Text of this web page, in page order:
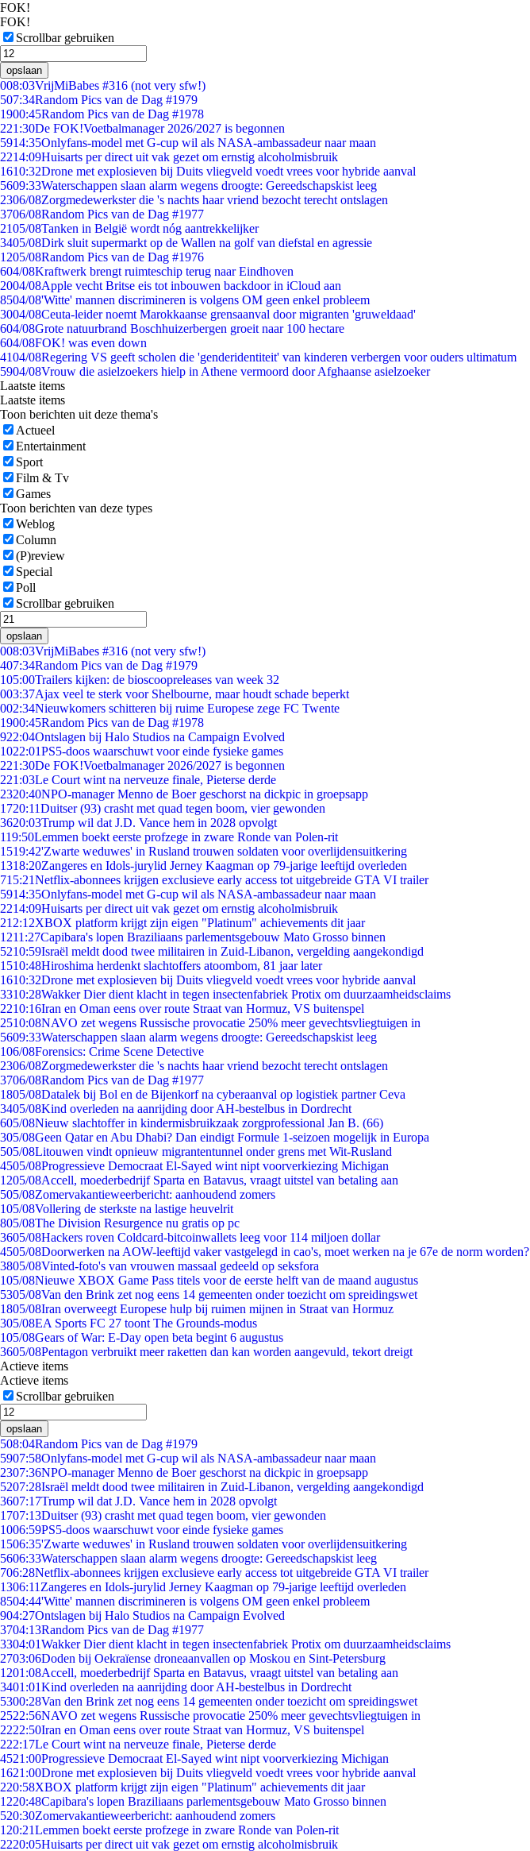
FOK!
FOK!
Scrollbar gebruiken
opslaan
008:03VrijMiBabes #316 (not very sfw!)
507:34Random Pics van de Dag #1979
1900:45Random Pics van de Dag #1978
221:30De FOK!Voetbalmanager 2026/2027 is begonnen
5914:35Onlyfans-model met G-cup wil als NASA-ambassadeur naar maan
2214:09Huisarts per direct uit vak gezet om ernstig alcoholmisbruik
1610:32Drone met explosieven bij Duits vliegveld voedt vrees voor hybride aanval
5609:33Waterschappen slaan alarm wegens droogte: Gereedschapskist leeg
2306/08Zorgmedewerkster die 's nachts haar vriend bezocht terecht ontslagen
3706/08Random Pics van de Dag #1977
2105/08Tanken in België wordt nóg aantrekkelijker
3405/08Dirk sluit supermarkt op de Wallen na golf van diefstal en agressie
1205/08Random Pics van de Dag #1976
604/08Kraftwerk brengt ruimteschip terug naar Eindhoven
2004/08Apple vecht Britse eis tot inbouwen backdoor in iCloud aan
8504/08'Witte' mannen discrimineren is volgens OM geen enkel probleem
3004/08Ceuta-leider noemt Marokkaanse grensaanval door migranten 'gruweldaad'
604/08Grote natuurbrand Boschhuizerbergen groeit naar 100 hectare
604/08FOK! was even down
4104/08Regering VS geeft scholen die 'genderidentiteit' van kinderen verbergen voor ouders ultimatum
5904/08Vrouw die asielzoekers hielp in Athene vermoord door Afghaanse asielzoeker
Laatste items
Laatste items
Toon berichten uit deze thema's
Actueel
Entertainment
Sport
Film & Tv
Games
Toon berichten van deze types
Weblog
Column
(P)review
Special
Poll
Scrollbar gebruiken
opslaan
008:03VrijMiBabes #316 (not very sfw!)
407:34Random Pics van de Dag #1979
105:00Trailers kijken: de bioscoopreleases van week 32
003:37Ajax veel te sterk voor Shelbourne, maar houdt schade beperkt
002:34Nieuwkomers schitteren bij ruime Europese zege FC Twente
1900:45Random Pics van de Dag #1978
922:04Ontslagen bij Halo Studios na Campaign Evolved
1022:01PS5-doos waarschuwt voor einde fysieke games
221:30De FOK!Voetbalmanager 2026/2027 is begonnen
221:03Le Court wint na nerveuze finale, Pieterse derde
2320:40NPO-manager Menno de Boer geschorst na dickpic in groepsapp
1720:11Duitser (93) crasht met quad tegen boom, vier gewonden
3620:03Trump wil dat J.D. Vance hem in 2028 opvolgt
119:50Lemmen boekt eerste profzege in zware Ronde van Polen-rit
1519:42'Zwarte weduwes' in Rusland trouwen soldaten voor overlijdensuitkering
1318:20Zangeres en Idols-jurylid Jerney Kaagman op 79-jarige leeftijd overleden
715:21Netflix-abonnees krijgen exclusieve early access tot uitgebreide GTA VI trailer
5914:35Onlyfans-model met G-cup wil als NASA-ambassadeur naar maan
2214:09Huisarts per direct uit vak gezet om ernstig alcoholmisbruik
212:12XBOX platform krijgt zijn eigen "Platinum" achievements dit jaar
1211:27Capibara's lopen Braziliaans parlementsgebouw Mato Grosso binnen
5210:59Israël meldt dood twee militairen in Zuid-Libanon, vergelding aangekondigd
1510:48Hiroshima herdenkt slachtoffers atoombom, 81 jaar later
1610:32Drone met explosieven bij Duits vliegveld voedt vrees voor hybride aanval
3310:28Wakker Dier dient klacht in tegen insectenfabriek Protix om duurzaamheidsclaims
2210:16Iran en Oman eens over route Straat van Hormuz, VS buitenspel
2510:08NAVO zet wegens Russische provocatie 250% meer gevechtsvliegtuigen in
5609:33Waterschappen slaan alarm wegens droogte: Gereedschapskist leeg
106/08Forensics: Crime Scene Detective
2306/08Zorgmedewerkster die 's nachts haar vriend bezocht terecht ontslagen
3706/08Random Pics van de Dag #1977
1805/08Datalek bij Bol en de Bijenkorf na cyberaanval op logistiek partner Ceva
3405/08Kind overleden na aanrijding door AH-bestelbus in Dordrecht
605/08Nieuw slachtoffer in kindermisbruikzaak zorgprofessional Jan B. (66)
305/08Geen Qatar en Abu Dhabi? Dan eindigt Formule 1-seizoen mogelijk in Europa
505/08Litouwen vindt opnieuw migrantentunnel onder grens met Wit-Rusland
4505/08Progressieve Democraat El-Sayed wint nipt voorverkiezing Michigan
1205/08Accell, moederbedrijf Sparta en Batavus, vraagt uitstel van betaling aan
505/08Zomervakantieweerbericht: aanhoudend zomers
105/08Vollering de sterkste na lastige heuvelrit
805/08The Division Resurgence nu gratis op pc
3605/08Hackers roven Coldcard-bitcoinwallets leeg voor 114 miljoen dollar
4505/08Doorwerken na AOW-leeftijd vaker vastgelegd in cao's, moet werken na je 67e de norm worden?
3805/08Vinted-foto's van vrouwen massaal gedeeld op seksfora
105/08Nieuwe XBOX Game Pass titels voor de eerste helft van de maand augustus
5305/08Van den Brink zet nog eens 14 gemeenten onder toezicht om spreidingswet
1805/08Iran overweegt Europese hulp bij ruimen mijnen in Straat van Hormuz
305/08EA Sports FC 27 toont The Grounds-modus
105/08Gears of War: E-Day open beta begint 6 augustus
3605/08Pentagon verbruikt meer raketten dan kan worden aangevuld, tekort dreigt
Actieve items
Actieve items
Scrollbar gebruiken
opslaan
508:04Random Pics van de Dag #1979
5907:58Onlyfans-model met G-cup wil als NASA-ambassadeur naar maan
2307:36NPO-manager Menno de Boer geschorst na dickpic in groepsapp
5207:28Israël meldt dood twee militairen in Zuid-Libanon, vergelding aangekondigd
3607:17Trump wil dat J.D. Vance hem in 2028 opvolgt
1707:13Duitser (93) crasht met quad tegen boom, vier gewonden
1006:59PS5-doos waarschuwt voor einde fysieke games
1506:35'Zwarte weduwes' in Rusland trouwen soldaten voor overlijdensuitkering
5606:33Waterschappen slaan alarm wegens droogte: Gereedschapskist leeg
706:28Netflix-abonnees krijgen exclusieve early access tot uitgebreide GTA VI trailer
1306:11 Zangeres en Idols-jurylid Jerney Kaagman op 79-jarige leeftijd overleden
8504:44'Witte' mannen discrimineren is volgens OM geen enkel probleem
904:27Ontslagen bij Halo Studios na Campaign Evolved
3704:13Random Pics van de Dag #1977
3304:01Wakker Dier dient klacht in tegen insectenfabriek Protix om duurzaamheidsclaims
2703:06Doden bij Oekraïense droneaanvallen op Moskou en Sint-Petersburg
1201:08Accell, moederbedrijf Sparta en Batavus, vraagt uitstel van betaling aan
3401:01Kind overleden na aanrijding door AH-bestelbus in Dordrecht
5300:28Van den Brink zet nog eens 14 gemeenten onder toezicht om spreidingswet
2522:56NAVO zet wegens Russische provocatie 250% meer gevechtsvliegtuigen in
2222:50Iran en Oman eens over route Straat van Hormuz, VS buitenspel
222:17Le Court wint na nerveuze finale, Pieterse derde
4521:00Progressieve Democraat El-Sayed wint nipt voorverkiezing Michigan
1621:00Drone met explosieven bij Duits vliegveld voedt vrees voor hybride aanval
220:58XBOX platform krijgt zijn eigen "Platinum" achievements dit jaar
1220:48Capibara's lopen Braziliaans parlementsgebouw Mato Grosso binnen
520:30Zomervakantieweerbericht: aanhoudend zomers
1 20:21Lemmen boekt eerste profzege in zware Ronde van Polen-rit
2220:05Huisarts per direct uit vak gezet om ernstig alcoholmisbruik